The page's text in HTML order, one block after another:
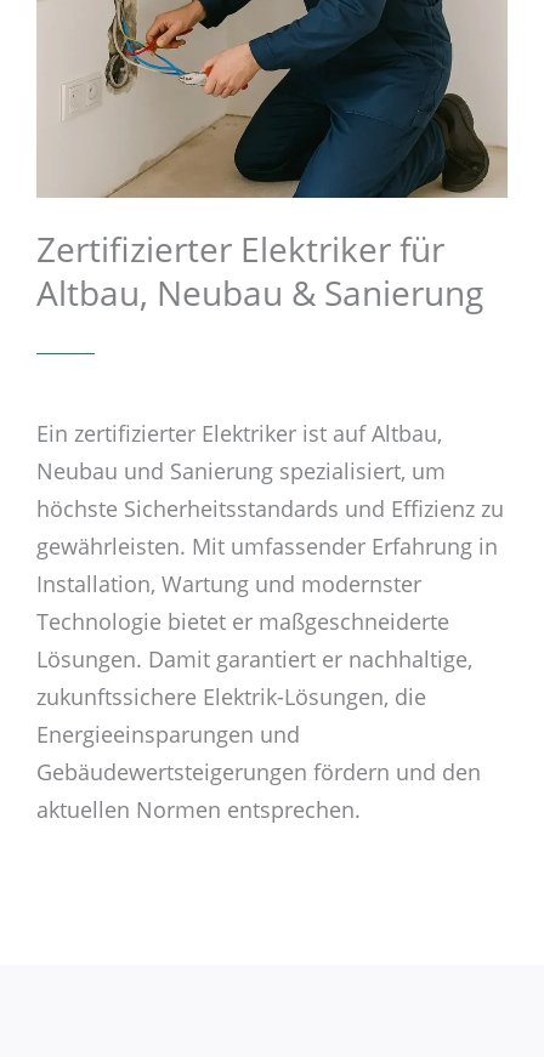
Zertifizierter Elektriker für
Altbau, Neubau & Sanierung
Ein zertifizierter Elektriker ist auf Altbau,
Neubau und Sanierung spezialisiert, um
höchste Sicherheitsstandards und Effizienz zu
gewährleisten. Mit umfassender Erfahrung in
Installation, Wartung und modernster
Technologie bietet er maßgeschneiderte
Lösungen. Damit garantiert er nachhaltige,
zukunftssichere Elektrik-Lösungen, die
Energieeinsparungen und
Gebäudewertsteigerungen fördern und den
aktuellen Normen entsprechen.